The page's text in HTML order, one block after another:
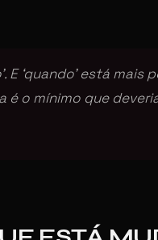
E ‘quando’ está
é o mínimo que